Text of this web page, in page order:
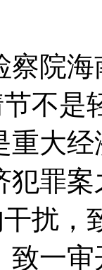
院海
不是
重大
犯罪
扰，
致一